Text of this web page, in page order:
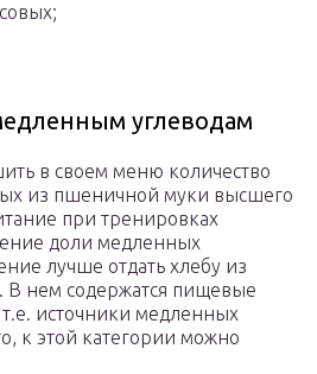
углеводам
в своем меню количество
из пшеничной муки высшего
при тренировках
доли медленных
лучше отдать хлебу из
В нем содержатся пищевые
т.е. источники медленных
к этой категории можно